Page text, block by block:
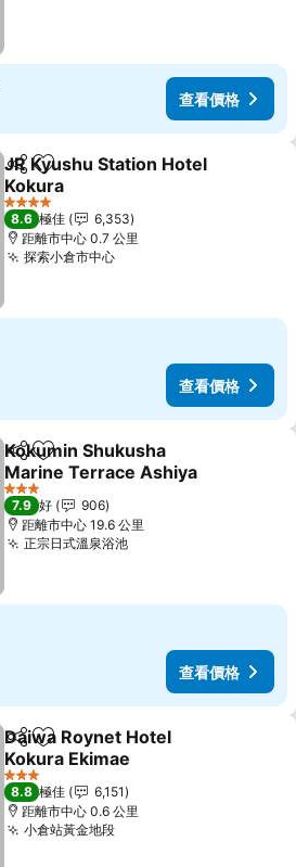
查看價格
分享 放到收藏夾
JR Kyushu Station Hotel
Kokura
4 星級
8.6 極佳
6,353
距離市中心 0.7 公里
探索小倉市中心
查看價格
分享 放到收藏夾
Kokumin Shukusha
Marine Terrace Ashiya
3 星級
7.9 好
906
距離市中心 19.6 公里
正宗日式溫泉浴池
查看價格
分享 放到收藏夾
Daiwa Roynet Hotel
Kokura Ekimae
3 星級
8.8 極佳
6,151
距離市中心 0.6 公里
小倉站黃金地段